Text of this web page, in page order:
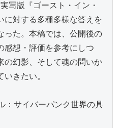
写版『ゴースト・イン・
に対する多種多様な答えを
った。本稿では、公開後の
感想・評価を参考にしつ
の幻影、そして魂の問いか
きたい。
サイバーパンク世界の具